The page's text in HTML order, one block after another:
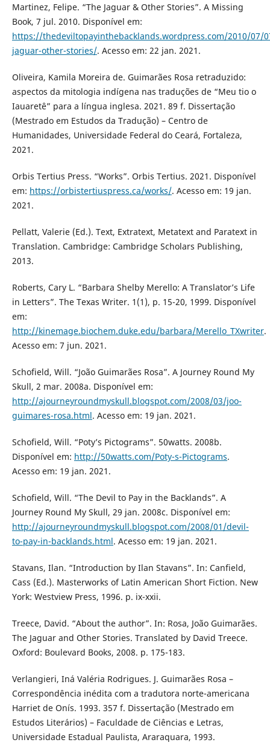
Martinez, Felipe. “The Jaguar & Other Stories”. A Missing
Book, 7 jul. 2010. Disponível em:
https://thedeviltopayinthebacklands.wordpress.com/2010/07/
jaguar-other-stories/. Acesso em: 22 jan. 2021.
Oliveira, Kamila Moreira de. Guimarães Rosa retraduzido:
aspectos da mitologia indígena nas traduções de “Meu tio o
Iauaretê” para a língua inglesa. 2021. 89 f. Dissertação
(Mestrado em Estudos da Tradução) – Centro de
Humanidades, Universidade Federal do Ceará, Fortaleza,
2021.
Orbis Tertius Press. “Works”. Orbis Tertius. 2021. Disponível
em: https://orbistertiuspress.ca/works/. Acesso em: 19 jan.
2021.
Pellatt, Valerie (Ed.). Text, Extratext, Metatext and Paratext in
Translation. Cambridge: Cambridge Scholars Publishing,
2013.
Roberts, Cary L. “Barbara Shelby Merello: A Translator’s Life
in Letters”. The Texas Writer. 1(1), p. 15-20, 1999. Disponível
em:
http://kinemage.biochem.duke.edu/barbara/Merello_TXwriter.
Acesso em: 7 jun. 2021.
Schofield, Will. “João Guimarães Rosa”. A Journey Round My
Skull, 2 mar. 2008a. Disponível em:
http://ajourneyroundmyskull.blogspot.com/2008/03/joo-
guimares-rosa.html. Acesso em: 19 jan. 2021.
Schofield, Will. “Poty’s Pictograms”. 50watts. 2008b.
Disponível em: http://50watts.com/Poty-s-Pictograms.
Acesso em: 19 jan. 2021.
Schofield, Will. “The Devil to Pay in the Backlands”. A
Journey Round My Skull, 29 jan. 2008c. Disponível em:
http://ajourneyroundmyskull.blogspot.com/2008/01/devil-
to-pay-in-backlands.html. Acesso em: 19 jan. 2021.
Stavans, Ilan. “Introduction by Ilan Stavans”. In: Canfield,
Cass (Ed.). Masterworks of Latin American Short Fiction. New
York: Westview Press, 1996. p. ix-xxii.
Treece, David. “About the author”. In: Rosa, João Guimarães.
The Jaguar and Other Stories. Translated by David Treece.
Oxford: Boulevard Books, 2008. p. 175-183.
Verlangieri, Iná Valéria Rodrigues. J. Guimarães Rosa –
Correspondência inédita com a tradutora norte-americana
Harriet de Onís. 1993. 357 f. Dissertação (Mestrado em
Estudos Literários) – Faculdade de Ciências e Letras,
Universidade Estadual Paulista, Araraquara, 1993.